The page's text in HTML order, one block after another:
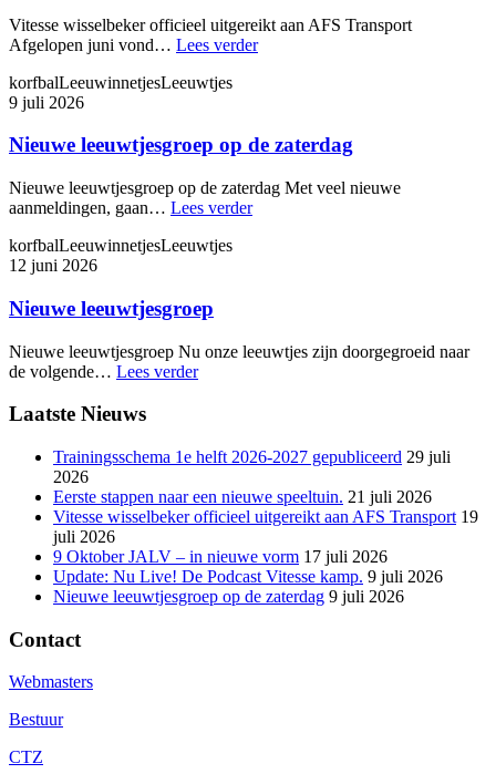
Vitesse wisselbeker officieel uitgereikt aan AFS Transport
Afgelopen juni vond… Lees verder
korfbalLeeuwinnetjesLeeuwtjes
9 juli 2026
Nieuwe leeuwtjesgroep op de zaterdag
Nieuwe leeuwtjesgroep op de zaterdag Met veel nieuwe
aanmeldingen, gaan… Lees verder
korfbalLeeuwinnetjesLeeuwtjes
12 juni 2026
Nieuwe leeuwtjesgroep
Nieuwe leeuwtjesgroep Nu onze leeuwtjes zijn doorgegroeid naar
de volgende… Lees verder
Laatste Nieuws
Trainingsschema 1e helft 2026-2027 gepubliceerd 29 juli
2026
Eerste stappen naar een nieuwe speeltuin. 21 juli 2026
Vitesse wisselbeker officieel uitgereikt aan AFS Transport 19
juli 2026
9 Oktober JALV – in nieuwe vorm 17 juli 2026
Update: Nu Live! De Podcast Vitesse kamp. 9 juli 2026
Nieuwe leeuwtjesgroep op de zaterdag 9 juli 2026
Contact
Webmasters
Bestuur
CTZ